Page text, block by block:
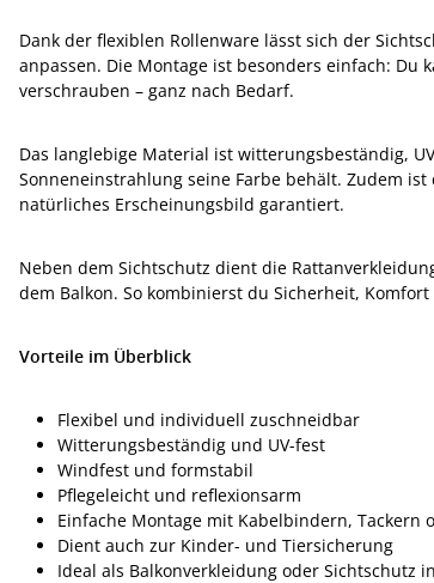
Dank der flexiblen Rollenware lässt sich der
anpassen. Die Montage ist besonders einfach:
verschrauben – ganz nach Bedarf.
Das langlebige Material ist witterungsbeständig,
Sonneneinstrahlung seine Farbe behält. Zudem
natürliches Erscheinungsbild garantiert.
Neben dem Sichtschutz dient die
dem Balkon. So kombinierst du Sicherheit,
Vorteile im Überblick
Flexibel und individuell zuschneidbar
Witterungsbeständig und UV-fest
Windfest und formstabil
Pflegeleicht und reflexionsarm
Einfache Montage mit Kabelbindern, Tackern
Dient auch zur Kinder- und Tiersicherung
Ideal als Balkonverkleidung oder Sichtschutz